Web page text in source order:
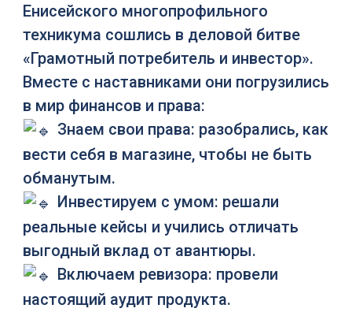
Енисейского многопрофильного
техникума сошлись в деловой битве
«Грамотный потребитель и инвестор».
Вместе с наставниками они погрузились
в мир финансов и права:
Знаем свои права: разобрались, как
вести себя в магазине, чтобы не быть
обманутым.
Инвестируем с умом: решали
реальные кейсы и учились отличать
выгодный вклад от авантюры.
Включаем ревизора: провели
настоящий аудит продукта.